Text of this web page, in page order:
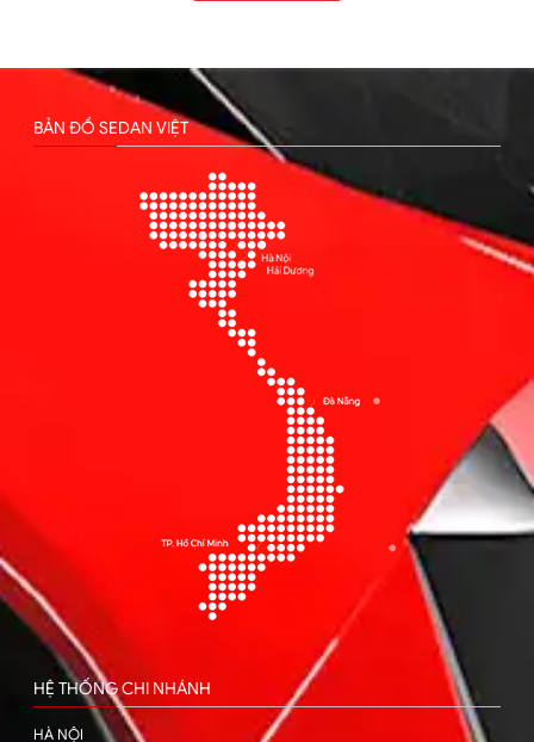
BẢN ĐỒ SEDAN VIỆT
HỆ THỐNG CHI NHÁNH
HÀ NỘI